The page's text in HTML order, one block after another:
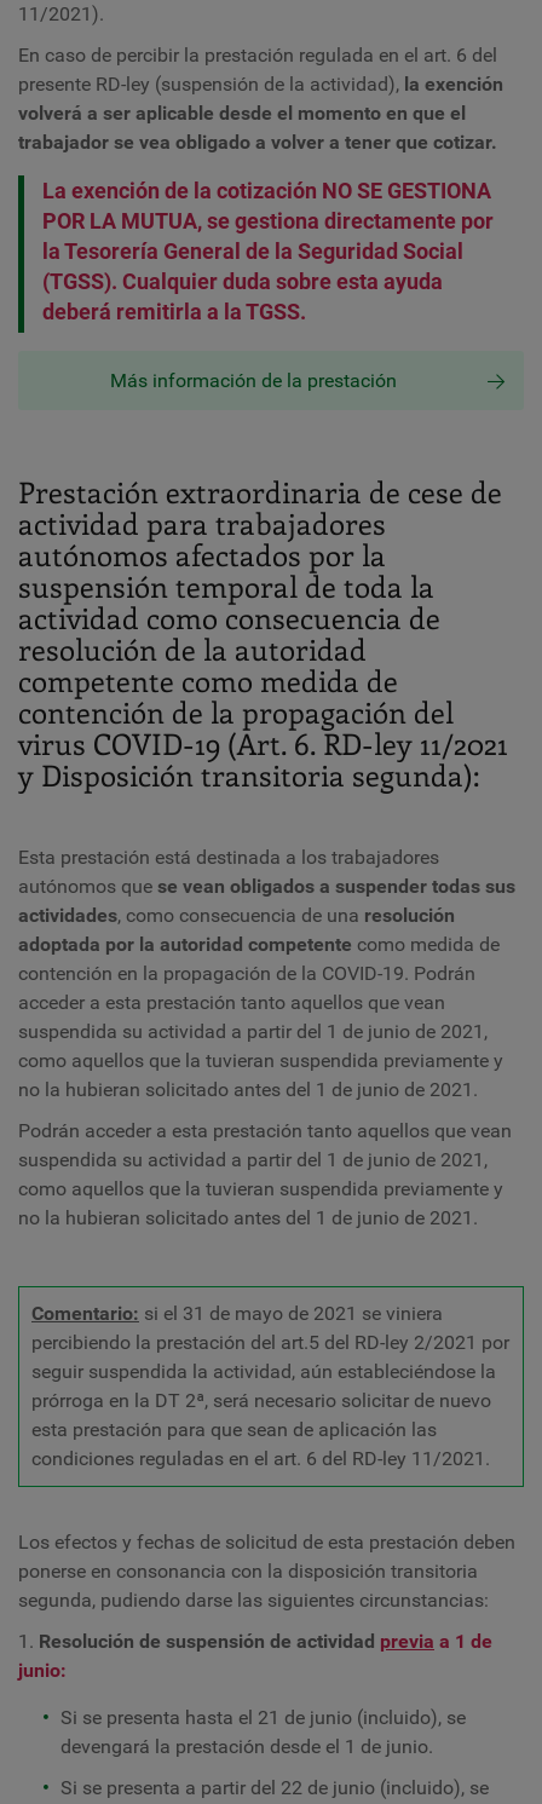
11/2021).
En caso de percibir la prestación regulada en el art. 6 del
presente RD-ley (suspensión de la actividad), la exención
volverá a ser aplicable desde el momento en que el
trabajador se vea obligado a volver a tener que cotizar.
La exención de la cotización NO SE GESTIONA
POR LA MUTUA, se gestiona directamente por
la Tesorería General de la Seguridad Social
(TGSS). Cualquier duda sobre esta ayuda
deberá remitirla a la TGSS.
Más información de la prestación
Prestación extraordinaria de cese de
actividad para trabajadores
autónomos afectados por la
suspensión temporal de toda la
actividad como consecuencia de
resolución de la autoridad
competente como medida de
contención de la propagación del
virus COVID-19 (Art. 6. RD-ley 11/2021
y Disposición transitoria segunda):
Esta prestación está destinada a los trabajadores
autónomos que se vean obligados a suspender todas sus
actividades, como consecuencia de una resolución
adoptada por la autoridad competente como medida de
contención en la propagación de la COVID-19. Podrán
acceder a esta prestación tanto aquellos que vean
suspendida su actividad a partir del 1 de junio de 2021,
como aquellos que la tuvieran suspendida previamente y
no la hubieran solicitado antes del 1 de junio de 2021.
Podrán acceder a esta prestación tanto aquellos que vean
suspendida su actividad a partir del 1 de junio de 2021,
como aquellos que la tuvieran suspendida previamente y
no la hubieran solicitado antes del 1 de junio de 2021.
Comentario: si el 31 de mayo de 2021 se viniera
percibiendo la prestación del art.5 del RD-ley 2/2021 por
seguir suspendida la actividad, aún estableciéndose la
prórroga en la DT 2ª, será necesario solicitar de nuevo
esta prestación para que sean de aplicación las
condiciones reguladas en el art. 6 del RD-ley 11/2021.
Los efectos y fechas de solicitud de esta prestación deben
ponerse en consonancia con la disposición transitoria
segunda, pudiendo darse las siguientes circunstancias:
1. Resolución de suspensión de actividad previa a 1 de
junio:
Si se presenta hasta el 21 de junio (incluido), se
devengará la prestación desde el 1 de junio.
Si se presenta a partir del 22 de junio (incluido), se